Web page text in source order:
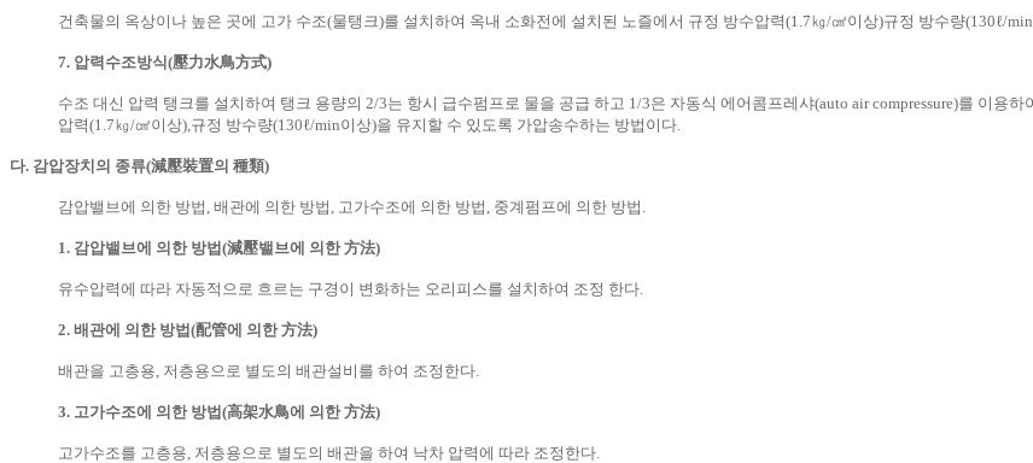
건축물의 옥상이나 높은 곳에 고가 수조(물탱크)를 설치하여 옥내 소화전에 설치된 노즐에서 규정 방수압력(1.7㎏/㎠이상)규정 방수량(130ℓ/
7. 압력수조방식(壓力水鳥方式)
수조 대신 압력 탱크를 설치하여 탱크 용량의 2/3는 항시 급수펌프로 물을 공급 하고 1/3은 자동식 에어콤프레샤(auto air compressure)를 이용
압력(1.7㎏/㎠이상),규정 방수량(130ℓ/min이상)을 유지할 수 있도록 가압송수하는 방법이다.
다. 감압장치의 종류(減壓裝置의 種類)
감압밸브에 의한 방법, 배관에 의한 방법, 고가수조에 의한 방법, 중계펌프에 의한 방법.
1. 감압밸브에 의한 방법(減壓밸브에 의한 方法)
유수압력에 따라 자동적으로 흐르는 구경이 변화하는 오리피스를 설치하여 조정 한다.
2. 배관에 의한 방법(配管에 의한 方法)
배관을 고층용, 저층용으로 별도의 배관설비를 하여 조정한다.
3. 고가수조에 의한 방법(高架水鳥에 의한 方法)
고가수조를 고층용, 저층용으로 별도의 배관을 하여 낙차 압력에 따라 조정한다.